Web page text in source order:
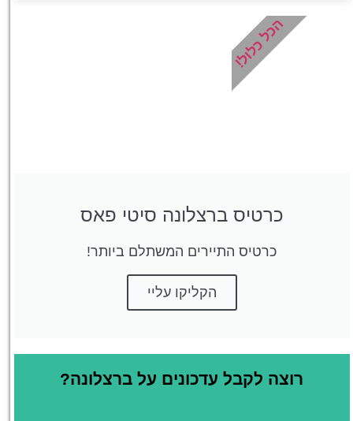
כרטיס ברצלונה סיטי פאס
כרטיס התיירים המשתלם ביותר!
הקליקו עליי
הכל כלול!
רוצה לקבל עדכונים על ברצלונה?